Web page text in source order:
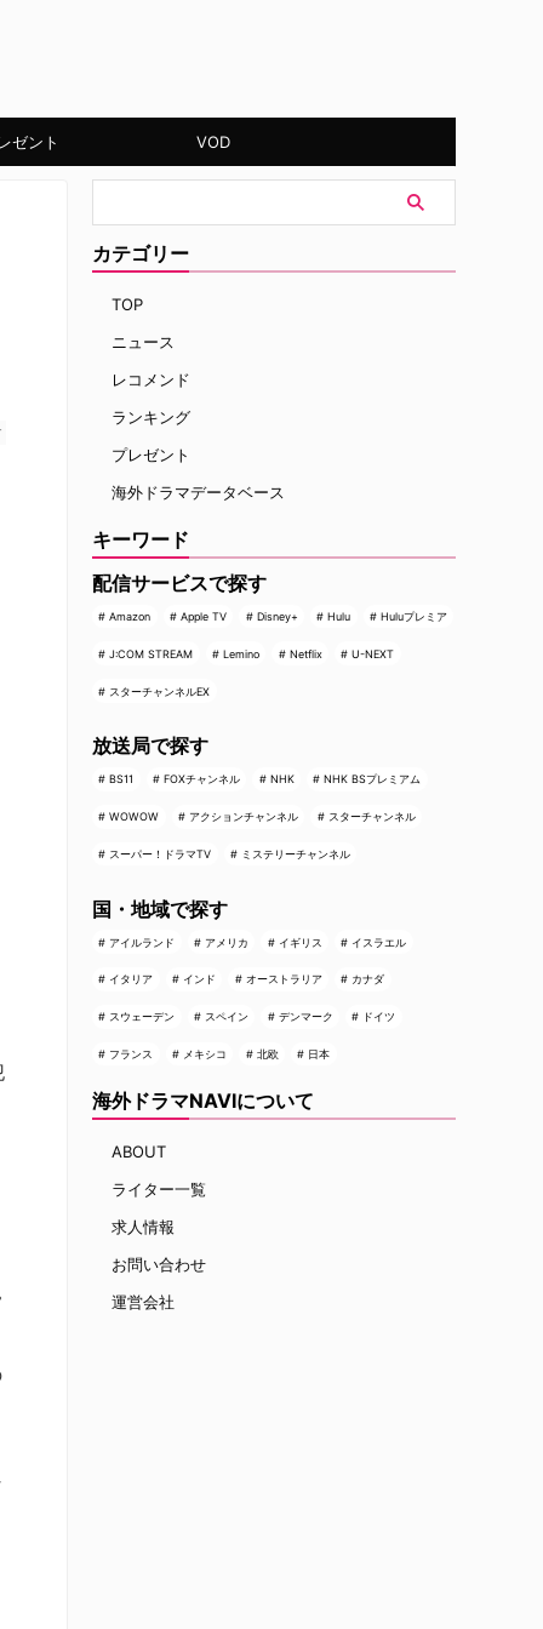
ゼント VOD
カテゴリー
TOP
ニュース
レコメンド
ランキング
プレゼント
海外ドラマデータベース
キーワード
配信サービスで探す
Amazon Apple TV Disney+ Hulu Huluプレミア
J:COM STREAM Lemino Netflix U-NEXT
スターチャンネルEX
放送局で探す
BS11 FOXチャンネル NHK NHK BSプレミアム
WOWOW アクションチャンネル スターチャンネル
スーパー！ドラマTV ミステリーチャンネル
国・地域で探す
アイルランド アメリカ イギリス イスラエル
イタリア インド オーストラリア カナダ
スウェーデン スペイン デンマーク ドイツ
フランス メキシコ 北欧 日本
海外ドラマNAVIについて
ABOUT
ライター一覧
求人情報
お問い合わせ
運営会社